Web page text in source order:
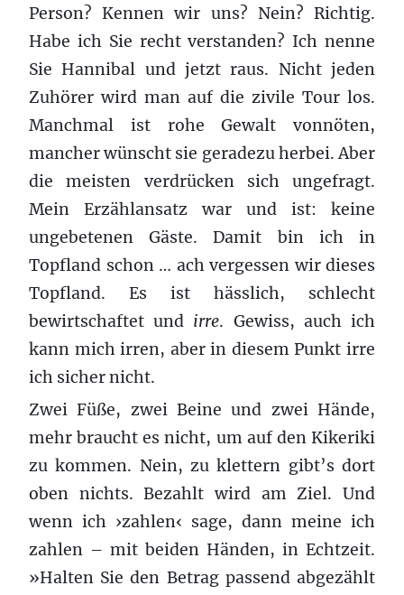
Person? Kennen wir uns? Nein? Richtig.
Habe ich Sie recht verstanden? Ich nenne
Sie Hannibal und jetzt raus. Nicht jeden
Zuhörer wird man auf die zivile Tour los.
Manchmal ist rohe Gewalt vonnöten,
mancher wünscht sie geradezu herbei. Aber
die meisten verdrücken sich ungefragt.
Mein Erzählansatz war und ist: keine
ungebetenen Gäste. Damit bin ich in
Topfland schon … ach vergessen wir dieses
Topfland. Es ist hässlich, schlecht
bewirtschaftet und irre. Gewiss, auch ich
kann mich irren, aber in diesem Punkt irre
ich sicher nicht.
Zwei Füße, zwei Beine und zwei Hände,
mehr braucht es nicht, um auf den Kikeriki
zu kommen. Nein, zu klettern gibt’s dort
oben nichts. Bezahlt wird am Ziel. Und
wenn ich ›zahlen‹ sage, dann meine ich
zahlen – mit beiden Händen, in Echtzeit.
»Halten Sie den Betrag passend abgezählt